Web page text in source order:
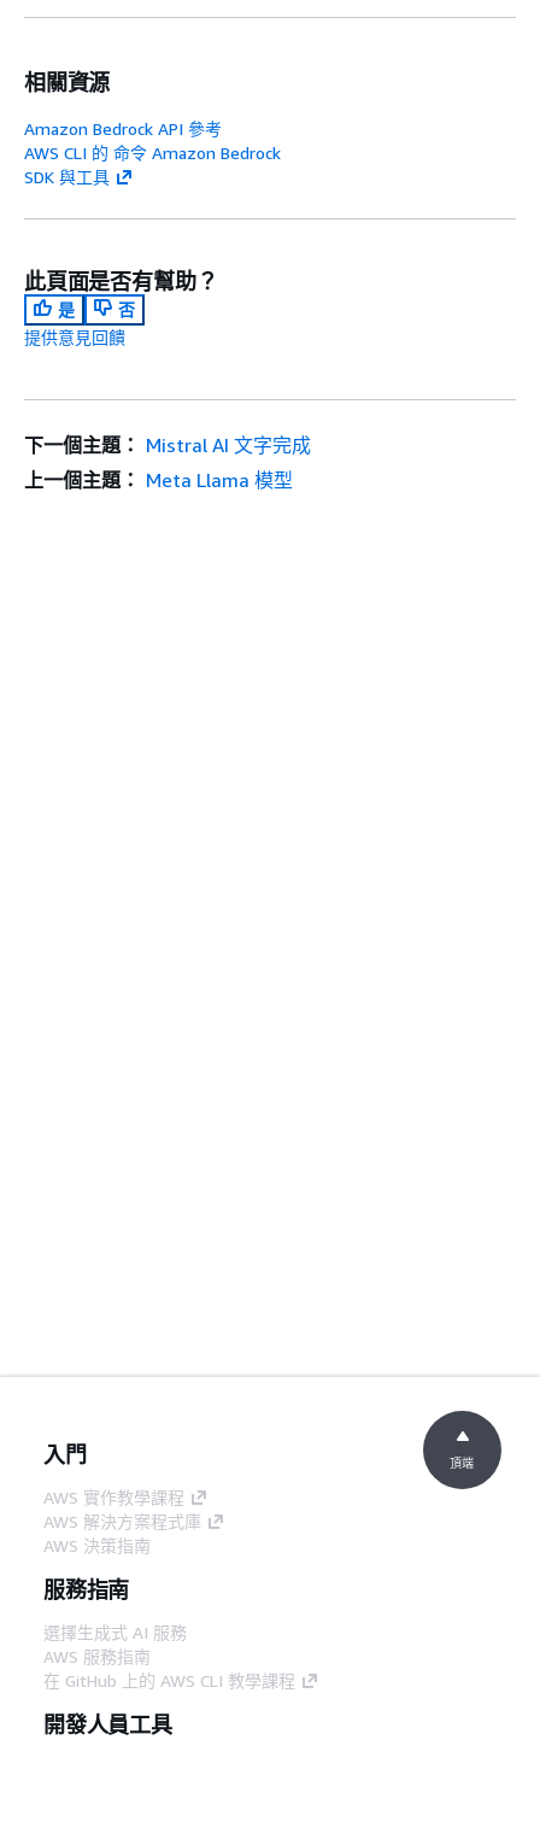
相關資源
Amazon Bedrock API 參考
AWS CLI 的 命令 Amazon Bedrock
SDK 與工具
此頁面是否有幫助？
是
否
提供意見回饋
下一個主題： Mistral AI 文字完成
上一個主題： Meta Llama 模型
入門
AWS 實作教學課程
AWS 解決方案程式庫
AWS 決策指南
服務指南
選擇生成式 AI 服務
AWS 服務指南
在 GitHub 上的 AWS CLI 教學課程
開發人員工具
頂端